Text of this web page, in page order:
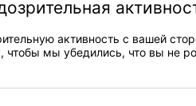
активность с вашей
чтобы мы убедились, что вы не